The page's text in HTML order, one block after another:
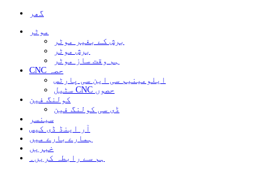
گھر
موٹر
برش کے بغیر موٹر
برش موٹر
ہم وقت ساز موٹر
CNC حصہ
ایلومینیم سی این سی پارٹس
سٹیل CNC حصوں
کولنگ فین
ڈی سی کولنگ فین
سینسر
آر اینڈ ڈی کیس
ہمارے بارے میں
خبریں
ہم سے رابطہ کریں۔